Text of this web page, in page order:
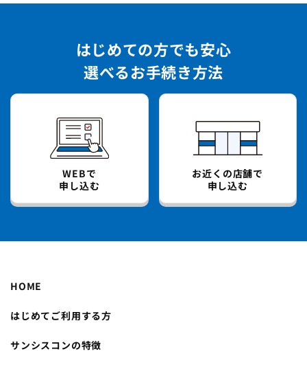
はじめての方でも安心
選べるお手続き方法
WEBで
申し込む
お近くの店舗で
申し込む
HOME
はじめてご利用する方
サンシスコンの特徴